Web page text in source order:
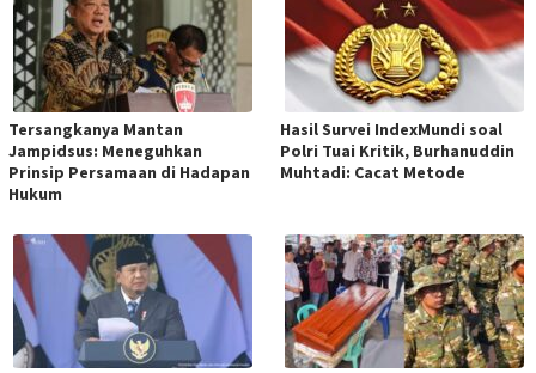
Tersangkanya Mantan
Jampidsus: Meneguhkan
Prinsip Persamaan di Hadapan
Hukum
Hasil Survei IndexMundi soal
Polri Tuai Kritik, Burhanuddin
Muhtadi: Cacat Metode